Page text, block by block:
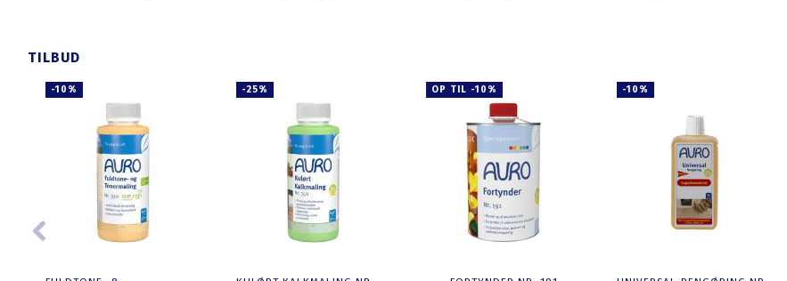
TILBUD
-10% -25% OP TIL -10% -10%